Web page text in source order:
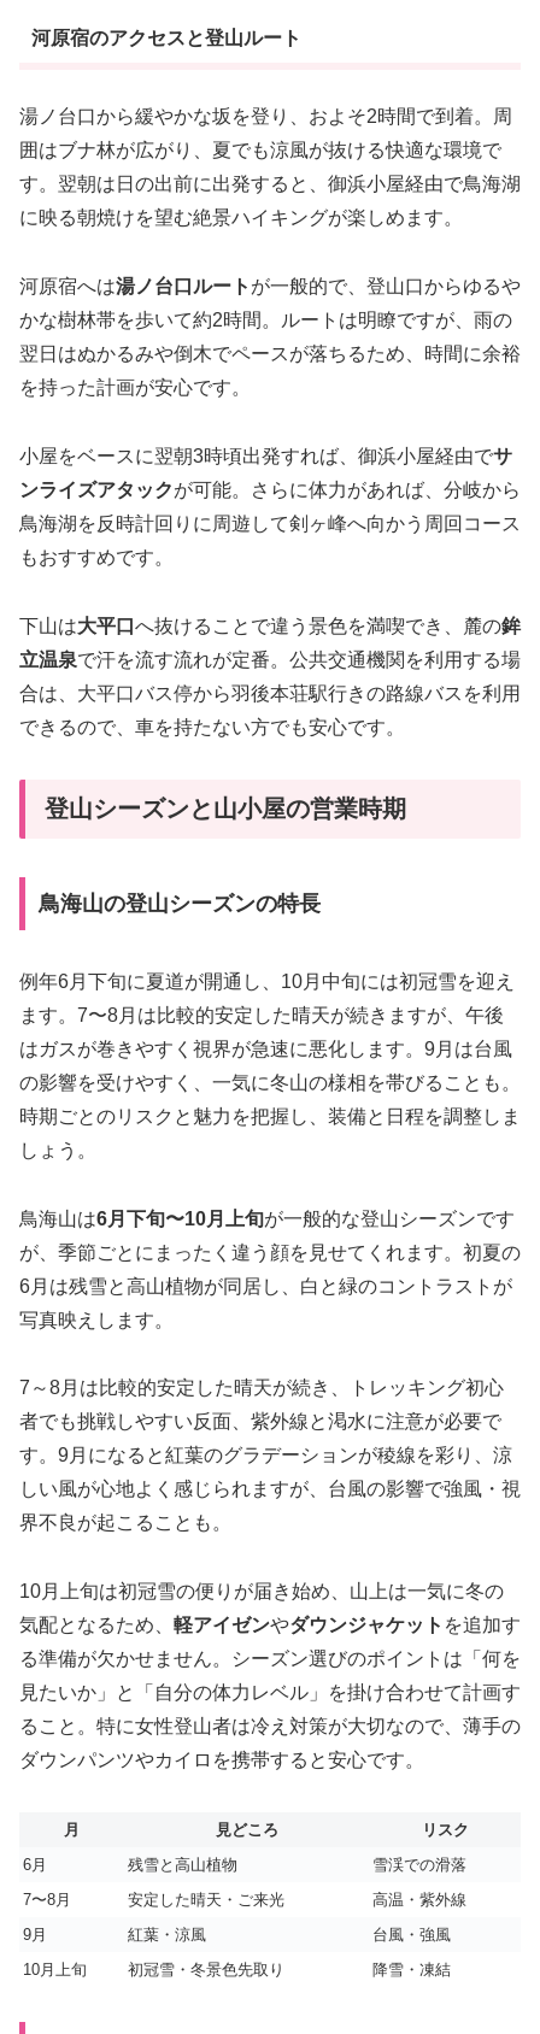
河原宿のアクセスと登山ルート
湯ノ台口から緩やかな坂を登り、およそ2時間で到着。周
囲はブナ林が広がり、夏でも涼風が抜ける快適な環境で
す。翌朝は日の出前に出発すると、御浜小屋経由で鳥海湖
に映る朝焼けを望む絶景ハイキングが楽しめます。
河原宿へは湯ノ台口ルート が一般的で、登山口からゆるや
かな樹林帯を歩いて約2時間。ルートは明瞭ですが、雨の
翌日はぬかるみや倒木でペースが落ちるため、時間に余裕
を持った計画が安心です。
小屋をベースに翌朝3時頃出発すれば、御浜小屋経由でサ
ンライズアタックが可能。さらに体力があれば、分岐から
鳥海湖を反時計回りに周遊して剣ヶ峰へ向かう周回コース
もおすすめです。
下山は大平口 へ抜けることで違う景色を満喫でき、麓の鉾
立温泉で汗を流す流れが定番。公共交通機関を利用する場
合は、大平口バス停から羽後本荘駅行きの路線バスを利用
できるので、車を持たない方でも安心です。
登山シーズンと山小屋の営業時期
鳥海山の登山シーズンの特長
例年6月下旬に夏道が開通し、10月中旬には初冠雪を迎え
ます。7〜8月は比較的安定した晴天が続きますが、午後
はガスが巻きやすく視界が急速に悪化します。9月は台風
の影響を受けやすく、一気に冬山の様相を帯びることも。
時期ごとのリスクと魅力を把握し、装備と日程を調整しま
しょう。
鳥海山は6月下旬〜10月上旬が一般的な登山シーズンです
が、季節ごとにまったく違う顔を見せてくれます。初夏の
6月は残雪と高山植物が同居し、白と緑のコントラストが
写真映えします。
7～8月は比較的安定した晴天が続き、トレッキング初心
者でも挑戦しやすい反面、紫外線と渇水に注意が必要で
す。9月になると紅葉のグラデーションが稜線を彩り、涼
しい風が心地よく感じられますが、台風の影響で強風・視
界不良が起こることも。
10月上旬は初冠雪の便りが届き始め、山上は一気に冬の
気配となるため、 軽アイゼンやダウンジャケット を追加す
る準備が欠かせません。シーズン選びのポイントは「何を
見たいか」と「自分の体力レベル」を掛け合わせて計画す
ること。特に女性登山者は冷え対策が大切なので、薄手の
ダウンパンツやカイロを携帯すると安心です。
月 見どころ
リスク
6月
残雪と高山植物
雪渓での滑落
7〜8月
安定した晴天・ご来光
高温・紫外線
9月
紅葉・涼風
台風・強風
10月上旬
初冠雪・冬景色先取り 降雪・凍結